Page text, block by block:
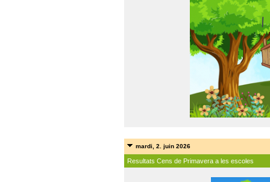
mardi, 2. juin 2026
Resultats Cens de Primavera a les escoles